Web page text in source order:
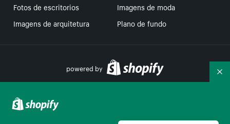
Fotos de escritorios
Imagens de moda
Imagens de arquitetura
Plano de fundo
powered by
Suas escolhas de privacidade